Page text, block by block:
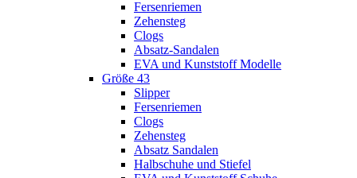
Fersenriemen
Zehensteg
Clogs
Absatz-Sandalen
EVA und Kunststoff Modelle
Größe 43
Slipper
Fersenriemen
Clogs
Zehensteg
Absatz Sandalen
Halbschuhe und Stiefel